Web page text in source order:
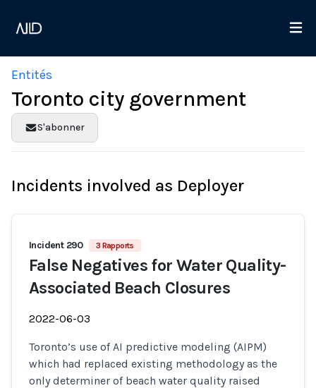
Entités
Toronto city government
S'abonner
Incidents involved as Deployer
Incident 290 3 Rapports
False Negatives for Water Quality-
Associated Beach Closures
2022-06-03
Toronto’s use of AI predictive modeling (AIPM)
which had replaced existing methodology as the
only determiner of beach water quality raised